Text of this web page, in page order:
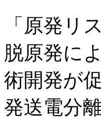
「原発リ
脱原発に
術開発が
発送電分